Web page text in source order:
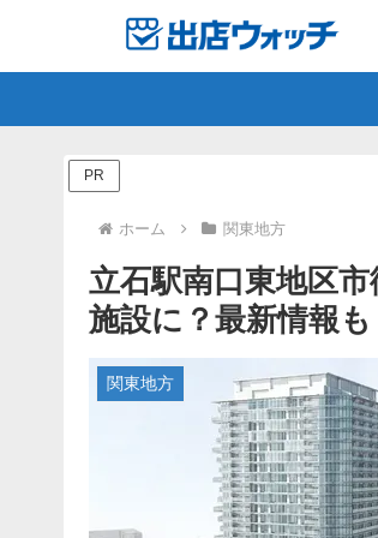
PR
ホーム 関東地方
立石駅南口東地区
施設に？最新情報も
関東地方